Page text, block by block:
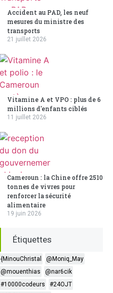
Accident au PAD, les neuf
mesures du ministre des
transports
21 juillet 2026
Vitamine A et VPO : plus de 6
millions d'enfants ciblés
11 juillet 2026
Cameroun : la Chine offre 2510
tonnes de vivres pour
renforcer la sécurité
alimentaire
19 juin 2026
Étiquettes
{MinouChristal
@Moniq_May
@mouenthias
@nar6cik
#10000codeurs
#24OJT